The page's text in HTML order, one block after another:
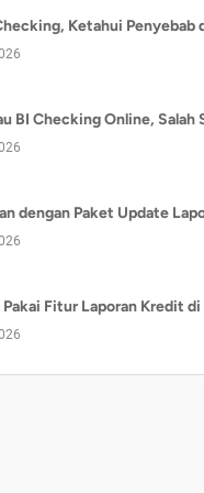
Ketahui Penyebab
BI Checking Online,
dengan Paket Update
Fitur Laporan Kredit